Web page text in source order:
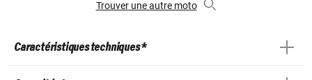
Trouver une autre moto
Caractéristiques techniques *